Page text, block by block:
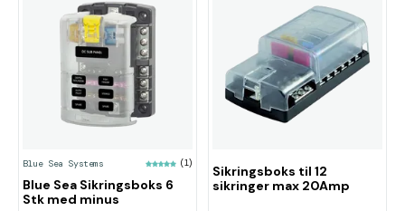
Blue Sea Systems (1)
Blue Sea Sikringsboks 6
Stk med minus
Sikringsboks til 12
sikringer max 20Amp